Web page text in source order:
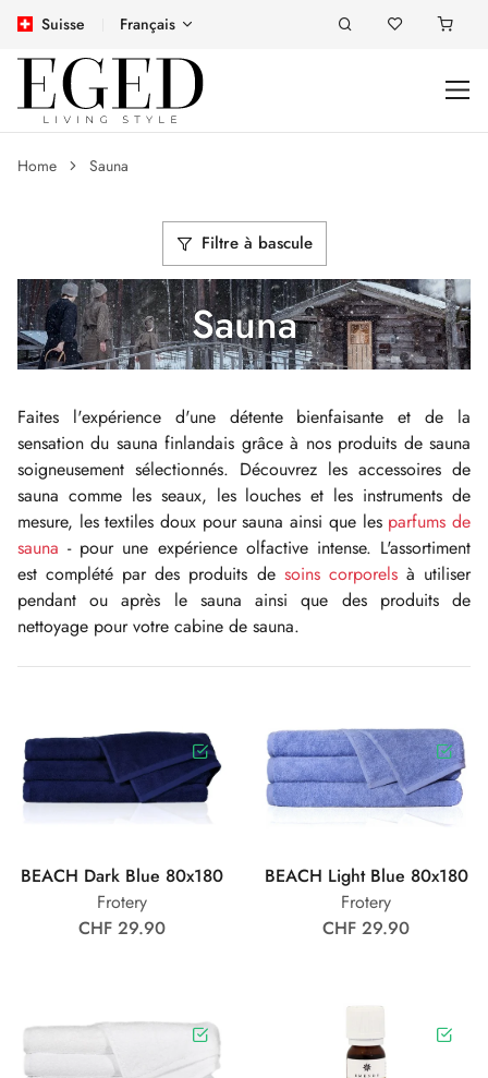
Suisse Français
Home Sauna
Filtre à bascule
Sauna
Faites l'expérience d'une détente bienfaisante et de la
sensation du sauna finlandais grâce à nos produits de sauna
soigneusement sélectionnés. Découvrez les accessoires de
sauna comme les seaux, les louches et les instruments de
mesure, les textiles doux pour sauna ainsi que les parfums de
sauna - pour une expérience olfactive intense. L'assortiment
est complété par des produits de soins corporelsà utiliser
pendant ou après le sauna ainsi que des produits de
nettoyage pour votre cabine de sauna.
BEACH Dark Blue 80x180
Frotery
CHF 29.90
BEACH Light Blue 80x180
Frotery
CHF 29.90